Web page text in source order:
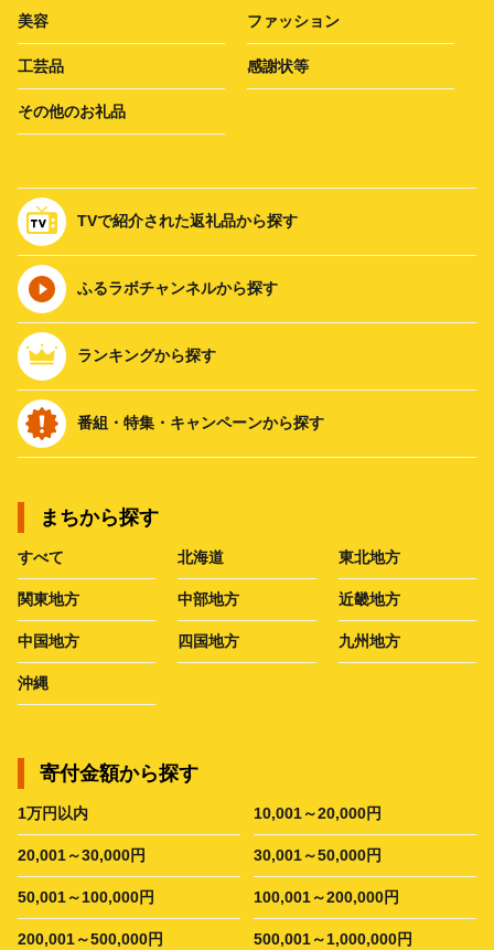
美容 ファッション
工芸品 感謝状等
その他のお礼品
TVで紹介された返礼品から探す
ふるラボチャンネルから探す
ランキングから探す
番組・特集・キャンペーンから探す
まちから探す
すべて 北海道 東北地方
関東地方 中部地方 近畿地方
中国地方 四国地方 九州地方
沖縄
寄付金額から探す
1万円以内 10,001～20,000円
20,001～30,000円 30,001～50,000円
50,001～100,000円 100,001～200,000円
200,001～500,000円 500,001～1,000,000円